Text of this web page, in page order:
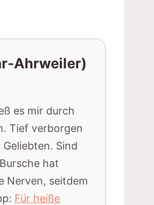
Ahrweiler)
es mir durch
Tief verborgen
Sind
hat
Nerven, seitdem
Für heiße